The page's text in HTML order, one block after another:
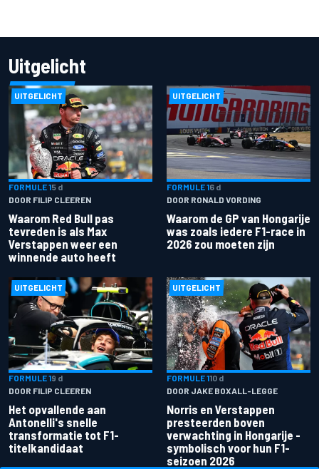
Uitgelicht
UITGELICHT
FORMULE 15 d
DOOR FILIP CLEEREN
Waarom Red Bull pas
tevreden is als Max
Verstappen weer een
winnende auto heeft
UITGELICHT
FORMULE 16 d
DOOR RONALD VORDING
Waarom de GP van Hongarije
was zoals iedere F1-race in
2026 zou moeten zijn
UITGELICHT
FORMULE 19 d
DOOR FILIP CLEEREN
Het opvallende aan
Antonelli's snelle
transformatie tot F1-
titelkandidaat
UITGELICHT
FORMULE 110 d
DOOR JAKE BOXALL-LEGGE
Norris en Verstappen
presteerden boven
verwachting in Hongarije -
symbolisch voor hun F1-
seizoen 2026